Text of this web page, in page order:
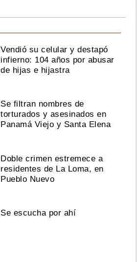
Vendió su celular y destapó
infierno: 104 años por abusar
de hijas e hijastra
Se filtran nombres de
torturados y asesinados en
Panamá Viejo y Santa Elena
Doble crimen estremece a
residentes de La Loma, en
Pueblo Nuevo
Se escucha por ahí